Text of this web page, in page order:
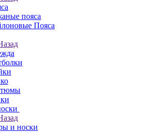
пояса
Пояса
и носки